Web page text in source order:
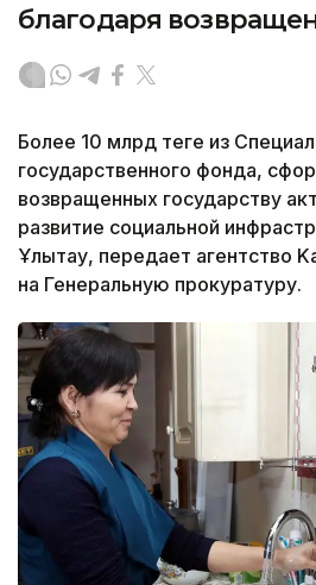
благодаря
Более 10 млрд теңге из
государственного фонда,
возвращенных государству
развитие социальной
Ұлытау, передает агентство
на Генеральную прокуратуру.